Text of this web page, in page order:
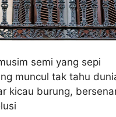
semi yang sepi
muncul tak tahu
kicau burung,